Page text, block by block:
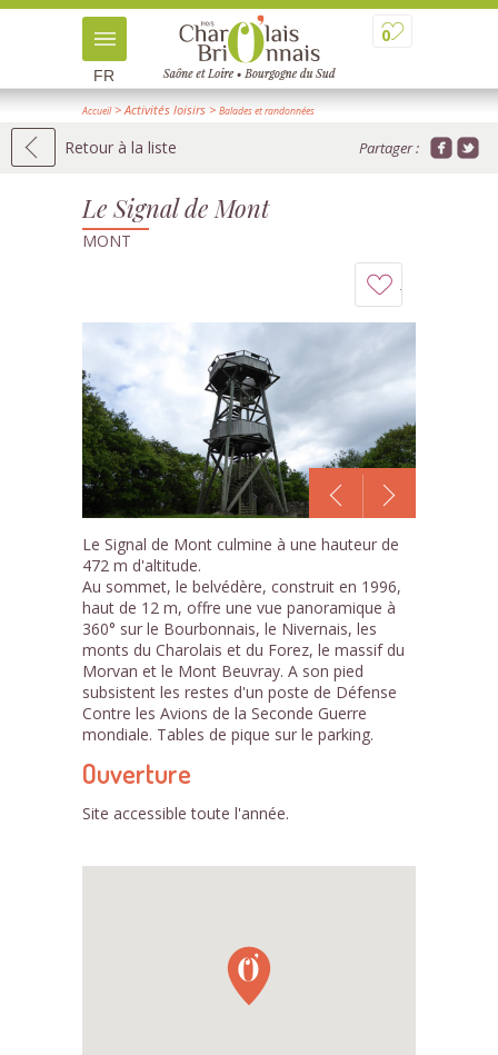
0
FR
Accueil> Activités loisirs > Balades et randonnées
Retour à la liste Partager :
Le Signal de Mont
MONT
à
carnet
1 /5
Le Signal de Mont culmine à une hauteur de
472 m d'altitude.
Au sommet, le belvédère, construit en 1996,
haut de 12 m, offre une vue panoramique à
360° sur le Bourbonnais, le Nivernais, les
monts du Charolais et du Forez, le massif du
Morvan et le Mont Beuvray. A son pied
subsistent les restes d'un poste de Défense
Contre les Avions de la Seconde Guerre
mondiale. Tables de pique sur le parking.
Ouverture
Site accessible toute l'année.